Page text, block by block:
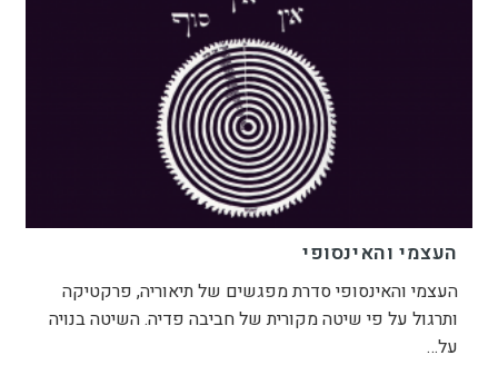
העצמי והאינסופי
העצמי והאינסופי סדרת מפגשים של תיאוריה, פרקטיקה
ותרגול על פי שיטה מקורית של חביבה פדיה. השיטה בנויה
על…